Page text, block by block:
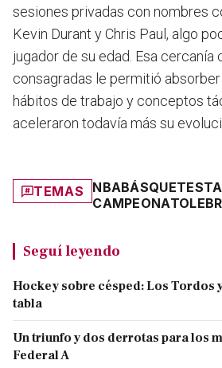
sesiones privadas con nombres
Kevin Durant y Chris Paul, algo
jugador de su edad. Esa cercanía
consagradas le permitió
hábitos de trabajo y conceptos
aceleraron todavía más su
TEMAS NBABÁSQUET
CAMPEONATO
Seguí leyendo
Hockey sobre césped: Los Tordos
tabla
Un triunfo y dos derrotas para los
Federal A